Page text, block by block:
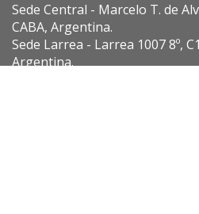
Sede Central - Marcelo T. de
CABA, Argentina.
Sede Larrea - Larrea 1007 8º,
Argentina.